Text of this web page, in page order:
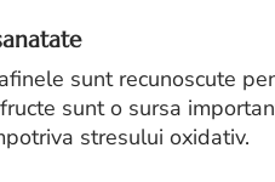
sunt recunoscute
sunt o sursa
stresului oxidativ.